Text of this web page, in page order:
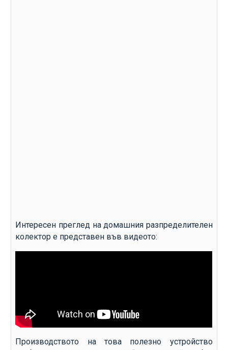
Интересен преглед на домашния разпределителен
колектор е представен във видеото:
Производството на това полезно устройство